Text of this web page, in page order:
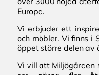
Europa.
Vi erbjuder ett
och möbler. Vi finns i
öppet större delen av
Vi vill att Miljögården